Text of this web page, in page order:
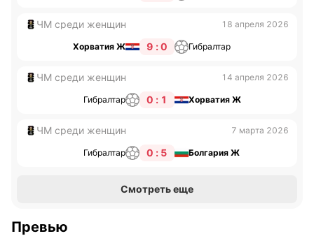
ЧМ среди женщин 18 апреля 2026
Хорватия Ж 9 : 0 Гибралтар
ЧМ среди женщин 14 апреля 2026
Гибралтар 0 : 1 Хорватия Ж
ЧМ среди женщин 7 марта 2026
Гибралтар 0 : 5 Болгария Ж
Смотреть еще
Превью